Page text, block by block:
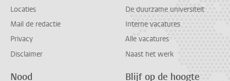
Locaties
Mail de redactie
Privacy
Disclaimer
De duurzame universiteit
Interne vacatures
Alle vacatures
Naast het werk
Nood Blijf op de hoogte